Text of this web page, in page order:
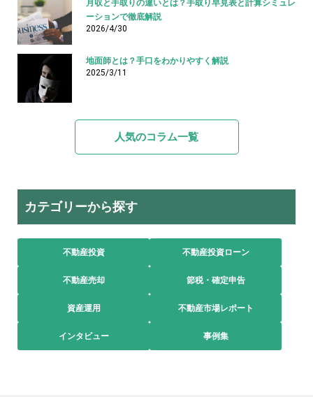
月収と手取りの違いとは？手取り早見表と計算シミュレ
ーションで徹底解説
2026/4/30
地面師とは？手口をわかりやすく解説
2025/3/11
人気のコラム一覧
カテゴリーから探す
不動産投資 不動産投資ローン
不動産売却 節税・確定申告
資産運用 不動産市場レポート
インタビュー 事例集